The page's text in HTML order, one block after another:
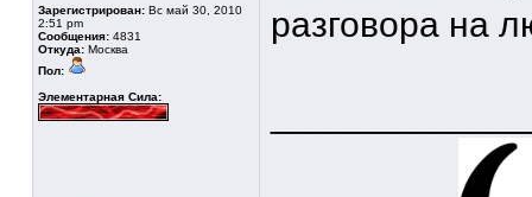
Зарегистрирован: Вс май 30, 2010
2:51 pm
Сообщения: 4831
Откуда: Москва
Пол:
Элементарная Сила:
разговора на